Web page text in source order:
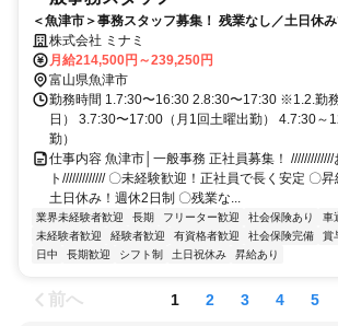
＜魚津市＞事務スタッフ募集！ 残業なし／土日休
躍！ 事務未経験OK!
株式会社 ミナミ
月給214,500円～239,250円
富山県魚津市
勤務時間 1.7:30〜16:30 2.8:30〜17:30 ※1.2.勤
日） 3.7:30〜17:00（月1回土曜出勤） 4.7:30～
勤）
仕事内容 魚津市│一般事務 正社員募集！
ト///////////// 〇未経験歓迎！正社員で長く安定 〇
土日休み！週休2日制 〇残業な...
業界未経験者歓迎 長期 フリーター歓迎 社会保険あり 車
未経験者歓迎
経験者歓迎 有資格者歓迎 社会保険完備 賞
日中
長期歓迎 シフト制 土日祝休み 昇給あり
前へ 1 2 3 4 5